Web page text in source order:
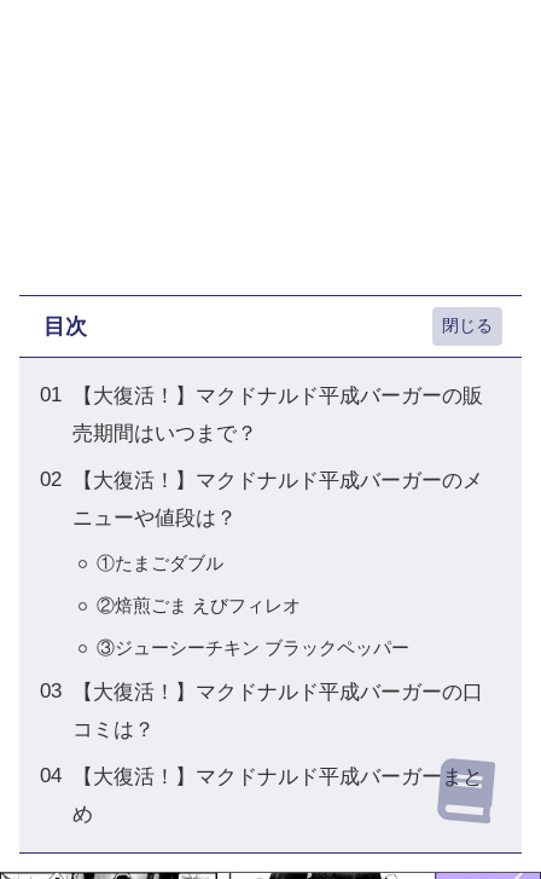
目次
【大復活！】マクドナルド平成バーガーの販
売期間はいつまで？
【大復活！】マクドナルド平成バーガーのメ
ニューや値段は？
①たまごダブル
②焙煎ごま えびフィレオ
③ジューシーチキン ブラックペッパー
【大復活！】マクドナルド平成バーガーの口
コミは？
【大復活！】マクドナルド平成バーガーまと
め